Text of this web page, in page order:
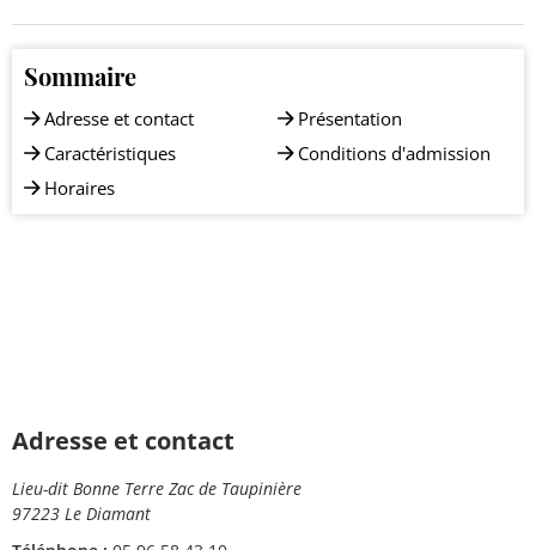
Sommaire
Adresse et contact
Caractéristiques
Horaires
Présentation
Conditions d'admission
Adresse et contact
Lieu-dit Bonne Terre Zac de Taupinière
97223 Le Diamant